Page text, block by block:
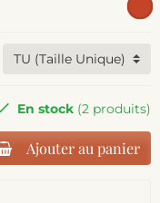
En stock (2 produits)
Ajouter au panier